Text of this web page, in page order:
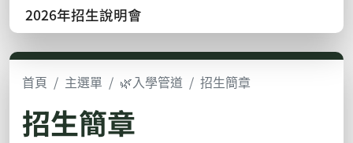
2026年招生說明會
首頁 主選單 🌿入學管道 招生簡章
招生簡章